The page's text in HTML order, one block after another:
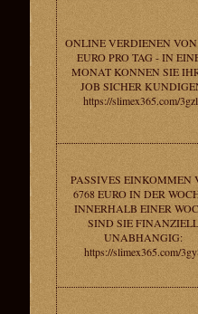
ONLINE VERDIENEN VON
EURO PRO TAG - IN
MONAT KONNEN SIE
JOB SICHER
https://slimex365.com/
PASSIVES EINKOMMEN
6768 EURO IN DER
INNERHALB EINER
SIND SIE FINANZIELL
UNABHANGIG:
https://slimex365.com/